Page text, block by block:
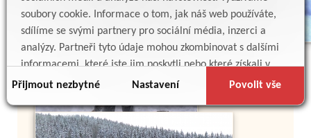
soubory cookie. Informace o tom, jak náš web používáte,
sdílíme se svými partnery pro sociální média, inzerci a
analýzy. Partneři tyto údaje mohou zkombinovat s dalšími
informacemi, které jste jim poskytli nebo které získali v
důsledku toho, že používáte jejich služby.
Přijmout nezbytné Nastavení Povolit vše